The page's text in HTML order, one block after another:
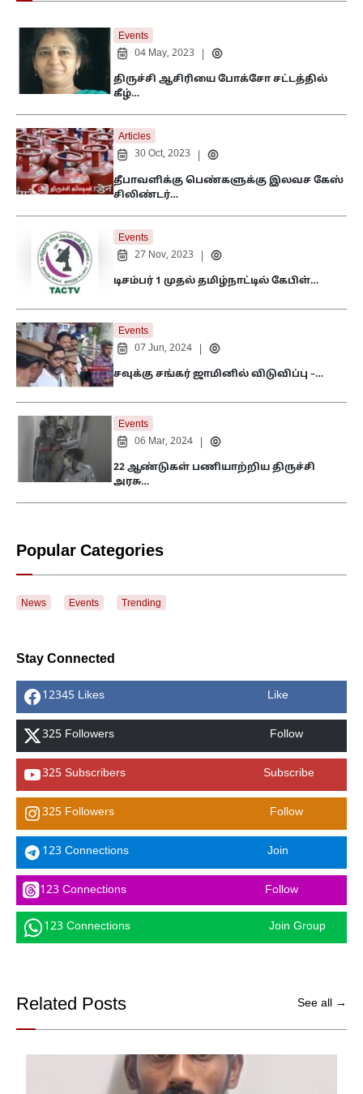
Events
04 May, 2023
திருச்சி ஆசிரியை போக்சோ சட்டத்தில்
கீழ்…
Articles
30 Oct, 2023
தீபாவளிக்கு பெண்களுக்கு இலவச கேஸ்
சிலிண்டர்…
Events
27 Nov, 2023
டிசம்பர் 1 முதல் தமிழ்நாட்டில் கேபிள்…
Events
07 Jun, 2024
சவுக்கு சங்கர் ஜாமினில் விடுவிப்பு –…
Events
06 Mar, 2024
22 ஆண்டுகள் பணியாற்றிய திருச்சி
அரசு…
Popular Categories
News Events Trending
Stay Connected
12345 Likes Like
325 Followers Follow
325 Subscribers Subscribe
325 Followers Follow
123 Connections Join
123 Connections Follow
123 Connections Join Group
Related Posts See all →